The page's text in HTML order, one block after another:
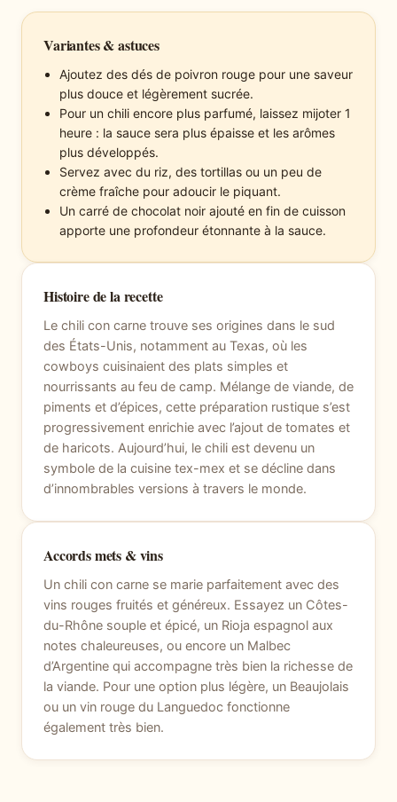
Variantes & astuces
Ajoutez des dés de poivron rouge pour une saveur
plus douce et légèrement sucrée.
Pour un chili encore plus parfumé, laissez mijoter 1
heure : la sauce sera plus épaisse et les arômes
plus développés.
Servez avec du riz, des tortillas ou un peu de
crème fraîche pour adoucir le piquant.
Un carré de chocolat noir ajouté en fin de cuisson
apporte une profondeur étonnante à la sauce.
Histoire de la recette
Le chili con carne trouve ses origines dans le sud
des États-Unis, notamment au Texas, où les
cowboys cuisinaient des plats simples et
nourrissants au feu de camp. Mélange de viande, de
piments et d’épices, cette préparation rustique s’est
progressivement enrichie avec l’ajout de tomates et
de haricots. Aujourd’hui, le chili est devenu un
symbole de la cuisine tex-mex et se décline dans
d’innombrables versions à travers le monde.
Accords mets & vins
Un chili con carne se marie parfaitement avec des
vins rouges fruités et généreux. Essayez un Côtes-
du-Rhône souple et épicé, un Rioja espagnol aux
notes chaleureuses, ou encore un Malbec
d’Argentine qui accompagne très bien la richesse de
la viande. Pour une option plus légère, un Beaujolais
ou un vin rouge du Languedoc fonctionne
également très bien.